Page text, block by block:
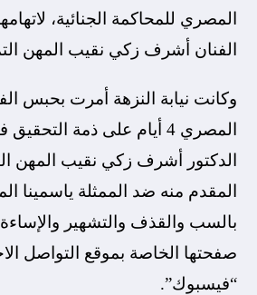
المصري للمحاكمة الجنائية،
الفنان أشرف زكي نقيب المهن
وكانت نيابة النزهة أمرت بحبس
المصري 4 أيام على ذمة
الدكتور أشرف زكي نقيب المهن
المقدم منه ضد الممثلة ياسمينا
بالسب والقذف والتشهير والإساءة
صفحتها الخاصة بموقع التواصل
“فيسبوك”.